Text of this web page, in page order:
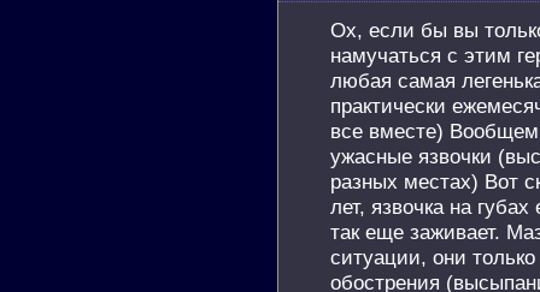
Ох, если бы вы
намучаться с этим
любая самая
практически
все вместе) Вообщем
ужасные язвочки
разных местах) Вот
лет, язвочка на
так еще заживает.
ситуации, они
обострения